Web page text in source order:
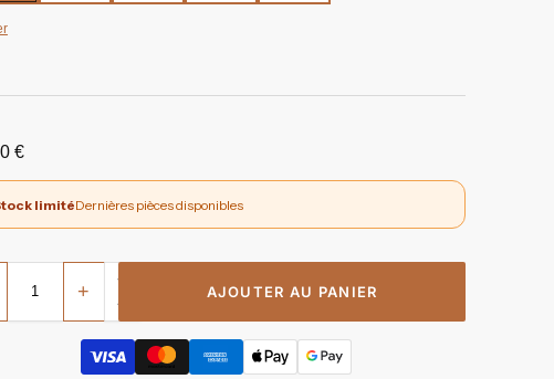
€
limitéDernières pièces disponibles
+ AJOUTER AU PANIER